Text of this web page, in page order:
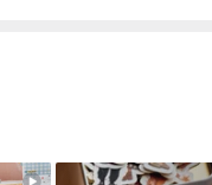
5 張 = 共 10 張